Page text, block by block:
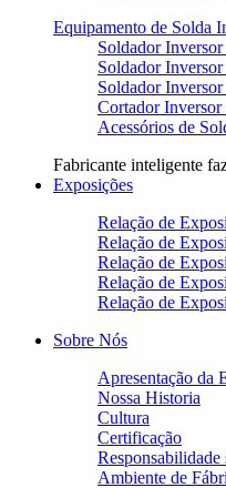
Equipamento de Solda
Soldador
Soldador
Soldador
Cortador Inversor
Acessórios de
Fabricante inteligente
Exposições
Relação de
Relação de
Relação de
Relação de
Relação de
Sobre Nós
Apresentação da
Nossa Historia
Cultura
Certificação
Responsabilidade
Ambiente de